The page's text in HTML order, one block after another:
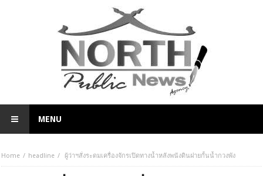
MENU
Home headline ผู้ว่าฯสั่งระดมเครื่องจักรเปิดทางน้ำหลังพนังดินฝายกั้นน้ำกวงพัง